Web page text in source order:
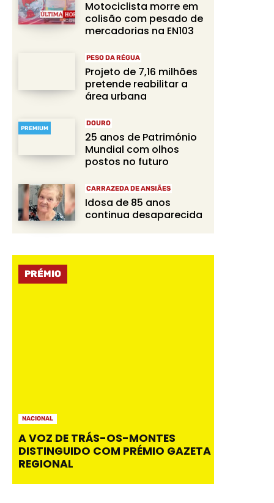
Motociclista morre em
colisão com pesado de
mercadorias na EN103
PESO DA RÉGUA
Projeto de 7,16 milhões
pretende reabilitar a
área urbana
PREMIUM
DOURO
25 anos de Património
Mundial com olhos
postos no futuro
CARRAZEDA DE ANSIÃES
Idosa de 85 anos
continua desaparecida
PRÉMIO
NACIONAL
A VOZ DE TRÁS-OS-MONTES
DISTINGUIDO COM PRÉMIO GAZETA
REGIONAL